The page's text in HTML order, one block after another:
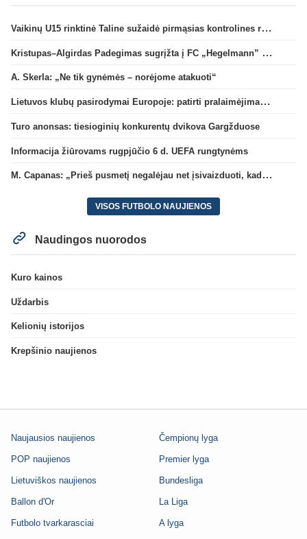
Vaikinų U15 rinktinė Taline sužaidė pirmąsias kontrolines rungtynes
Kristupas–Algirdas Padegimas sugrįžta į FC „Hegelmann” B sudėtį
A. Skerla: „Ne tik gynėmės – norėjome atakuoti“
Lietuvos klubų pasirodymai Europoje: patirti pralaimėjimai Kroatijos atstovams
Turo anonsas: tiesioginių konkurentų dvikova Gargžduose
Informacija žiūrovams rugpjūčio 6 d. UEFA rungtynėms
M. Capanas: „Prieš pusmetį negalėjau net įsivaizduoti, kad žaisime prieš „Hajduk“
VISOS FUTBOLO NAUJIENOS
Naudingos nuorodos
Kuro kainos
Uždarbis
Kelionių istorijos
Krepšinio naujienos
Naujausios naujienos
POP naujienos
Lietuviškos naujienos
Ballon d'Or
Futbolo tvarkarasciai
Čempionų lyga
Premier lyga
Bundesliga
La Liga
A lyga